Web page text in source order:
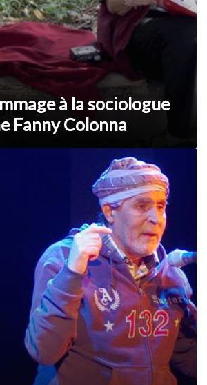
à la sociologue
Fanny Colonna